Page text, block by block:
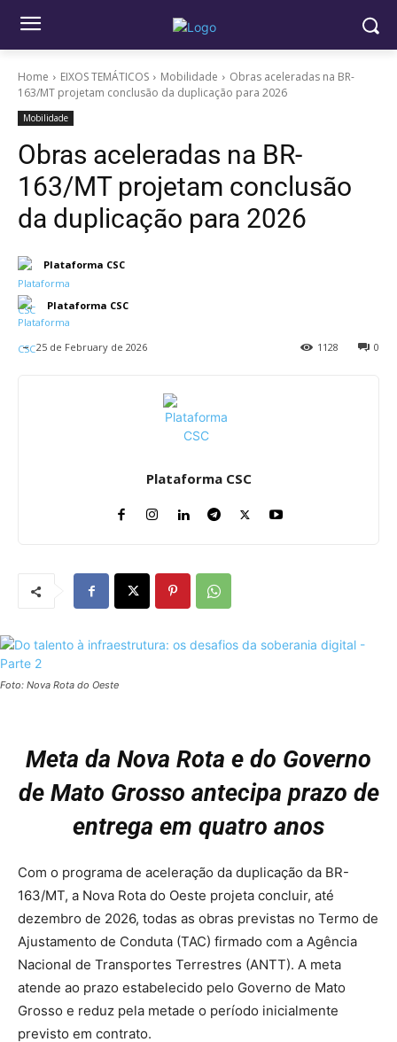
Home EIXOS TEMÁTICOS Mobilidade
Obras aceleradas na BR-
163/MT projetam conclusão da duplicação para 2026
Mobilidade
Obras aceleradas na BR-
163/MT projetam conclusão
da duplicação para 2026
Plataforma CSC
Plataforma CSC
25 de February de 2026 0
1128
Plataforma CSC
Foto: Nova Rota do Oeste
Meta da Nova Rota e do Governo
de Mato Grosso antecipa prazo de
entrega em quatro anos
Com o programa de aceleração da duplicação da BR-
163/MT, a Nova Rota do Oeste projeta concluir, até
dezembro de 2026, todas as obras previstas no Termo de
Ajustamento de Conduta (TAC) firmado com a Agência
Nacional de Transportes Terrestres (ANTT). A meta
atende ao prazo estabelecido pelo Governo de Mato
Grosso e reduz pela metade o período inicialmente
previsto em contrato.